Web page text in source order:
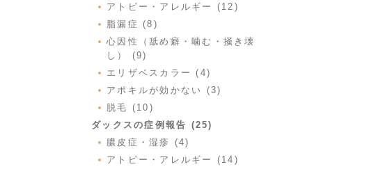
アトピー・アレルギー (12)
脂漏症 (8)
心因性（舐め癖・噛む・掻き壊
し） (9)
エリザベスカラー (4)
アポキルが効かない (3)
脱毛 (10)
ダックスの症例報告 (25)
膿皮症・湿疹 (4)
アトピー・アレルギー (14)